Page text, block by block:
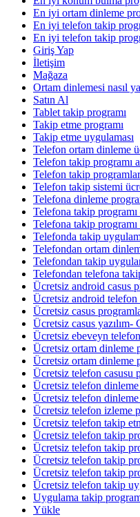
En iyi ortam dinleme
En iyi telefon takip
En iyi telefon takip
Giriş Yap
İletişim
Mağaza
Ortam dinlemesi nasıl
Satın Al
Tablet takip programı
Takip etme programı
Takip etme uygulaması
Telefon ortam dinleme
Telefon takip programı
Telefon takip
Telefon takip sistemi
Telefona dinleme
Telefona takip
Telefona takip
Telefonda takip
Telefondan ortam
Telefondan takip
Telefondan telefona
Ücretsiz android casus
Ücretsiz android telefon
Ücretsiz casus
Ücretsiz casus yazılım-
Ücretsiz ebeveyn
Ücretsiz ortam dinleme
Ücretsiz ortam dinleme
Ücretsiz telefon casusu
Ücretsiz telefon dinleme
Ücretsiz telefon dinleme
Ücretsiz telefon izleme
Ücretsiz telefon takip
Ücretsiz telefon takip
Ücretsiz telefon takip
Ücretsiz telefon takip
Ücretsiz telefon takip
Ücretsiz telefon takip
Uygulama takip
Yükle